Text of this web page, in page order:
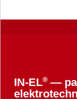
IN-EL®—